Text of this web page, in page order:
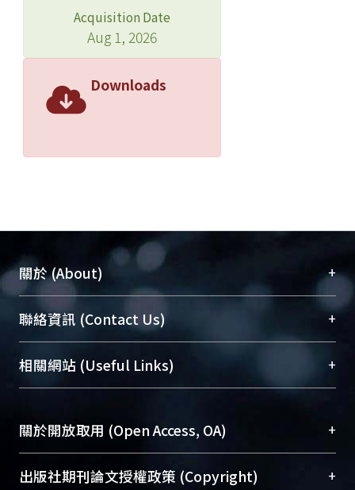
Acquisition Date
Aug 1, 2026
Downloads
關於 (About) +
臺大位居世界頂尖大學之列，為永久珍藏及向國際
展現本校豐碩的研究成果及學術能量，圖書館整合
機構典藏（NTUR）與學術庫（AH）不同功能平
台，成為臺大學術典藏NTU scholars。期能整合研
究能量、促進交流合作、保存學術產出、推廣研究
成果。
To permanently archive and promote researcher
profiles and scholarly works, Library integrates the
聯絡資訊 (Contact Us) +
總館學科館員(Main Library)
醫學圖書館學科館員(Medical Library)
Sciences Library)
相關網站 (Useful Links) +
關於開放取用 (Open Access, OA) +
開放取用是從使用者角度提升資訊取用性的社會運
出版社期刊論文授權政策 (Copyright) +